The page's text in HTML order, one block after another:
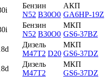
Бензин
N52 B30O0
АКП
GA6HP-19Z
Бензин
N52 B30O0
МКП
GS6-37BZ
Дизель
M47T2 D20
МКП
GS6-37DZ
Дизель
M47T2
МКП
GS6-37DZ